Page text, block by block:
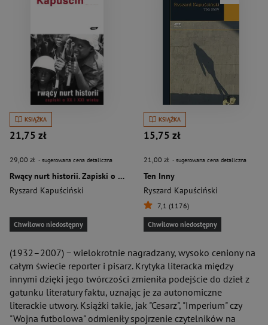
KSIĄŻKA
21,75 zł
29,00 zł - sugerowana cena detaliczna
Rwący nurt historii. Zapiski o XX i XXI wieku
Ryszard Kapuściński
Chwilowo niedostępny
KSIĄŻKA
15,75 zł
21,00 zł - sugerowana cena detaliczna
Ten Inny
Ryszard Kapuściński
7,1 (1176)
Chwilowo niedostępny
(1932–2007) − wielokrotnie nagradzany, wysoko ceniony na
całym świecie reporter i pisarz. Krytyka literacka między
innymi dzięki jego twórczości zmieniła podejście do dzieł z
gatunku literatury faktu, uznając je za autonomiczne
literackie utwory. Książki takie, jak "Cesarz", "Imperium" czy
"Wojna futbolowa" odmieniły spojrzenie czytelników na